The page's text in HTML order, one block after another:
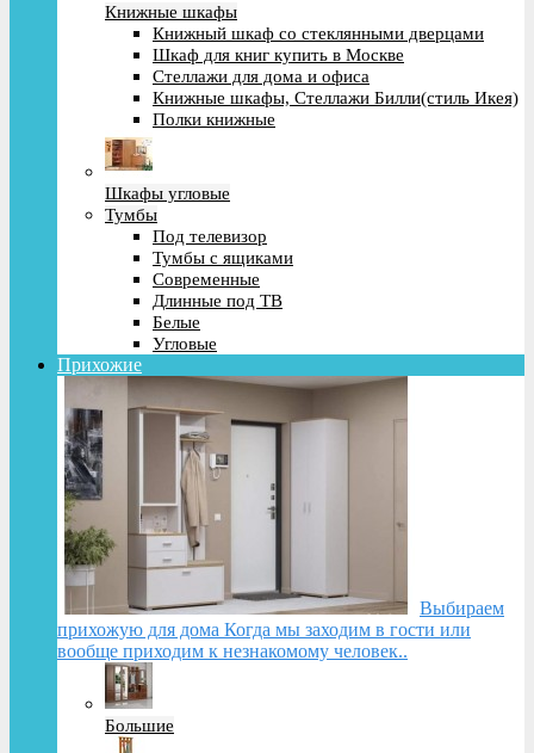
Книжные шкафы
Книжный шкаф со стеклянными дверцами
Шкаф для книг купить в Москве
Стеллажи для дома и офиса
Книжные шкафы, Стеллажи Билли(стиль Икея)
Полки книжные
Шкафы угловые
Тумбы
Под телевизор
Тумбы с ящиками
Современные
Длинные под ТВ
Белые
Угловые
Прихожие
Выбираем
прихожую для дома Когда мы заходим в гости или
вообще приходим к незнакомому человек..
Большие